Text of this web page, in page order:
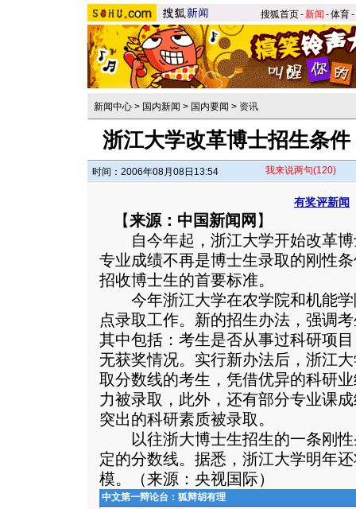
搜狐首页-新闻 -体育-
新闻中心 > 国内新闻 > 国内要闻 > 资讯
浙江大学改革博士招生条
时间：2006年08月08日13:54 我来说两句(120)
有奖评新闻
【来源：中国新闻网 】
自今年起，浙江大学开始改革博
专业成绩不再是博士生录取的刚性
招收博士生的首要标准。
今年浙江大学在农学院和机能学
点录取工作。新的招生办法，强调
其中包括：考生是否从事过科研项
无获奖情况。实行新办法后，浙江
取分数线的考生，凭借优异的科研
力被录取，此外，还有部分专业课
突出的科研素质被录取。
以往浙大博士生招生的一条刚性
定的分数线。据悉，浙江大学明年
模。（来源：央视国际）
中文第一辩论台：狐辩胡有理